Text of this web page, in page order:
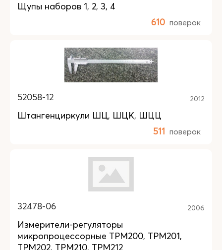
Щупы наборов 1, 2, 3, 4
610 поверок
52058-12 2012
Штангенциркули ШЦ, ШЦК, ШЦЦ
511 поверок
32478-06 2006
Измерители-регуляторы
микропроцессорные ТРМ200, ТРМ201,
ТРМ202, ТРМ210, ТРМ212